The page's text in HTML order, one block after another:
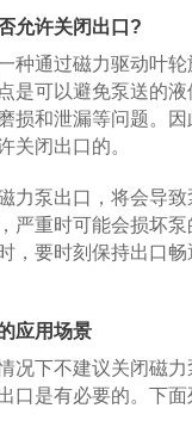
许关闭出口?
通过磁力驱动叶轮
是可以避免泵送的
损和泄漏等问题。
关闭出口的。
泵出口，将会导致
严重时可能会损坏泵
，要时刻保持出口
应用场景
下不建议关闭磁力
口是有必要的。下